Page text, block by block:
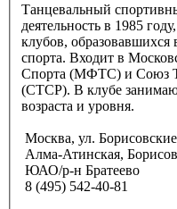
Танцевальный
деятельность в 1985
клубов,
спорта. Входит в
Спорта (МФТС) и Союз
(СТСР). В клубе
возраста и уровня.
Москва, ул.
Алма-Атинская,
ЮАО/р-н Братеево
8 (495) 542-40-81